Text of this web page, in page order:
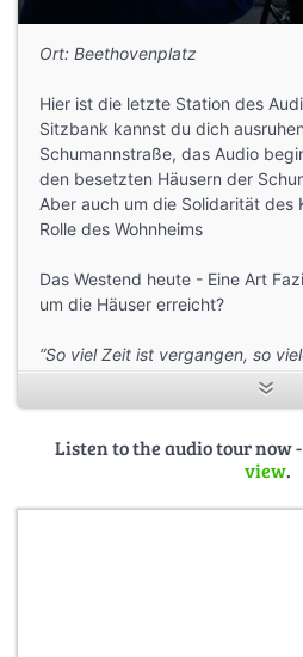
Ort: Beethovenplatz
Hier ist die letzte Station des
Sitzbank kannst du dich
Schumannstraße, das Audio
den besetzten Häusern der
Aber auch um die Solidarität des
Rolle des Wohnheims
Das Westend heute - Eine Art
um die Häuser erreicht?
“So viel Zeit ist vergangen, so
viele Träume geträumt, viele
Westend und überall.”Text Jan
Listen to the audio tour now
view.